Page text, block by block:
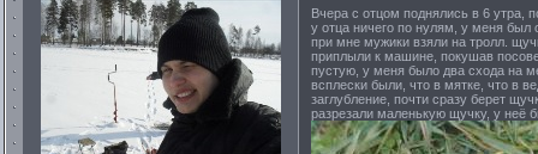
Вчера с отцом поднялись в 6 утра,
у отца ничего по нулям, у меня был
при мне мужики взяли на тролл.
приплыли к машине, покушав
пустую, у меня было два схода на
всплески были, что в мятке, что в
заглубление, почти сразу берет
разрезали маленькую щучку, у неё